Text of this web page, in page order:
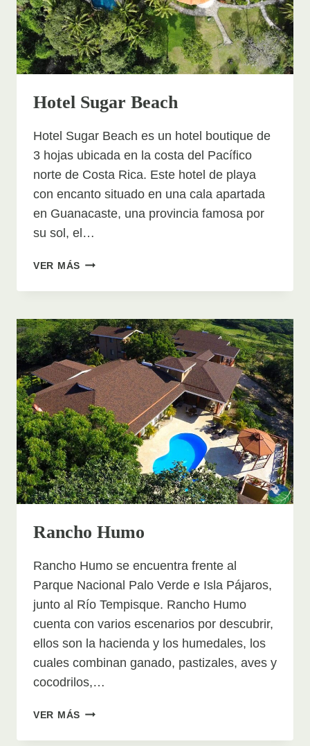
Hotel Sugar Beach
Hotel Sugar Beach es un hotel boutique de
3 hojas ubicada en la costa del Pacífico
norte de Costa Rica. Este hotel de playa
con encanto situado en una cala apartada
en Guanacaste, una provincia famosa por
su sol, el…
VER MÁS HOTEL
BEACH
Rancho Humo
Rancho Humo se encuentra frente al
Parque Nacional Palo Verde e Isla Pájaros,
junto al Río Tempisque. Rancho Humo
cuenta con varios escenarios por descubrir,
ellos son la hacienda y los humedales, los
cuales combinan ganado, pastizales, aves y
cocodrilos,…
VER MÁS RANCHO